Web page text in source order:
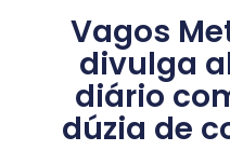
Vagos
divulga
diário
dúzia de